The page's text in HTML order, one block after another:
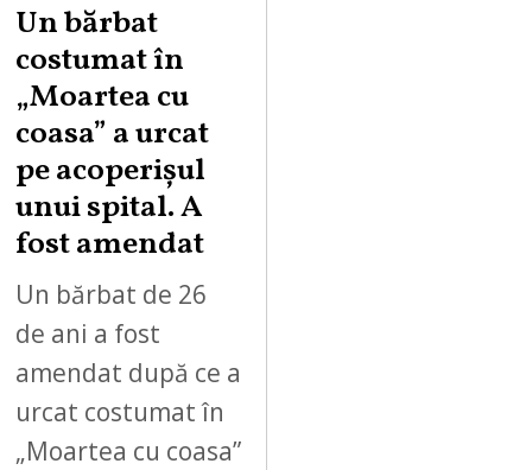
Un bărbat
costumat în
„Moartea cu
coasa” a urcat
pe acoperișul
unui spital. A
fost amendat
Un bărbat de 26
de ani a fost
amendat după ce a
urcat costumat în
„Moartea cu coasa”